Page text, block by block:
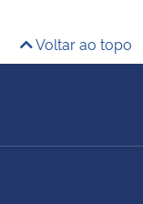
Voltar ao topo